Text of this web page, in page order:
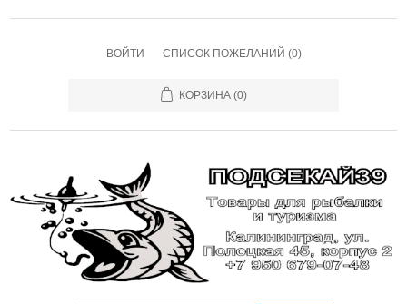
ВОЙТИ СПИСОК ПОЖЕЛАНИЙ (0)
КОРЗИНА (0)